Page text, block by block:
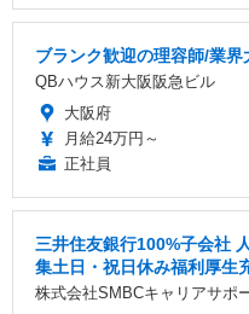
ブランク歓迎の理容師/業
QBハウス新大阪阪急ビル
大阪府
月給24万円～
正社員
三井住友銀行100%子会社
集土日・祝日休み福利厚生
株式会社SMBCキャリアサポ